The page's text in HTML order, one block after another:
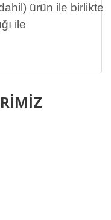
ürün ile birlikte
ile
yapın!
öneri formunu